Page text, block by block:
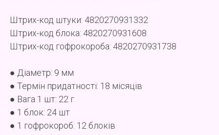
Штрих-код штуки: 4820270931332
Штрих-код блока: 4820270931608
Штрих-код гофрокороба: 4820270931738
● Діаметр: 9 мм
● Термін придатності: 18 місяців
● Вага 1 шт: 22 г
● 1 блок: 24 шт
● 1 гофрокороб: 12 блоків